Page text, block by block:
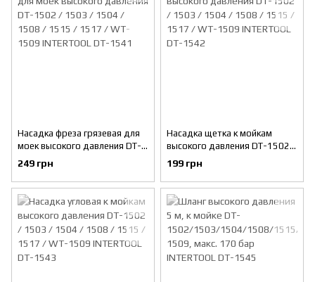
Насадка фреза грязевая для
моек высокого давления DT-
1502 / 1503 / 1504 / 1508 /
1515 / 1517 / WT-1509
INTERTOOL DT-1541
249 грн
Насадка щетка к мойкам
высокого давления DT-1502 /
1503 / 1504 / 1508 / 1515 /
1517 / WT-1509 INTERTOOL
DT-1542
199 грн